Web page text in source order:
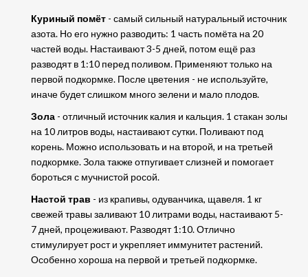
Куриный помёт- самый сильный натуральный источник
азота. Но его нужно разводить: 1 часть помёта на 20
частей воды. Настаивают 3-5 дней, потом ещё раз
разводят в 1:10 перед поливом. Применяют только на
первой подкормке. После цветения - не используйте,
иначе будет слишком много зелени и мало плодов.
Зола- отличный источник калия и кальция. 1 стакан золы
на 10 литров воды, настаивают сутки. Поливают под
корень. Можно использовать и на второй, и на третьей
подкормке. Зола также отпугивает слизней и помогает
бороться с мучнистой росой.
Настой трав - из крапивы, одуванчика, щавеля. 1 кг
свежей травы заливают 10 литрами воды, настаивают 5-
7 дней, процеживают. Разводят 1:10. Отлично
стимулирует рост и укрепляет иммунитет растений.
Особенно хороша на первой и третьей подкормке.